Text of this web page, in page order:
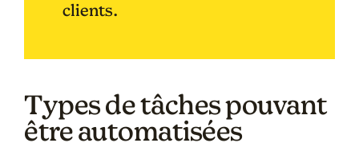
clients.
Types de tâches pouvant
être automatisées